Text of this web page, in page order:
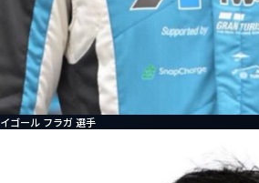
イゴール フラガ 選手